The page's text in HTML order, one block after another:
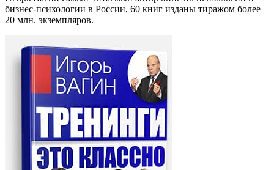
бизнес-психологии в России, 60 книг изданы тиражом более
20 млн. экземпляров.